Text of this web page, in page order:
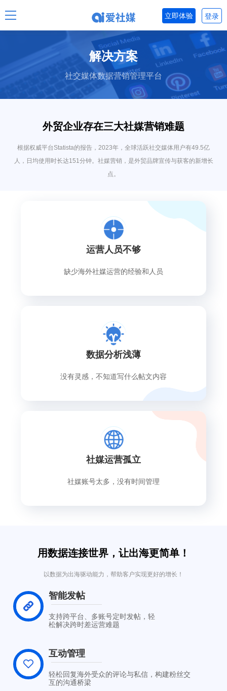
立即体验 登录
解决方案
社交媒体数据营销管理平台
外贸企业存在三大社媒营销难题
根据权威平台Statista的报告，2023年，全球活跃社交媒体用户有49.5亿
人，日均使用时长达151分钟。社媒营销，是外贸品牌宣传与获客的新增长
点。
运营人员不够
缺少海外社媒运营的经验和人员
数据分析浅薄
没有灵感，不知道写什么帖文内容
社媒运营孤立
社媒账号太多，没有时间管理
用数据连接世界，让出海更简单！
以数据为出海驱动能力，帮助客户实现更好的增长！
智能发帖
支持跨平台、多账号定时发帖，轻
松解决跨时差运营难题
互动管理
轻松回复海外受众的评论与私信，构建粉丝交
互的沟通桥梁